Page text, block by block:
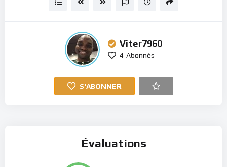
Viter7960
4 Abonnés
S'ABONNER
Évaluations